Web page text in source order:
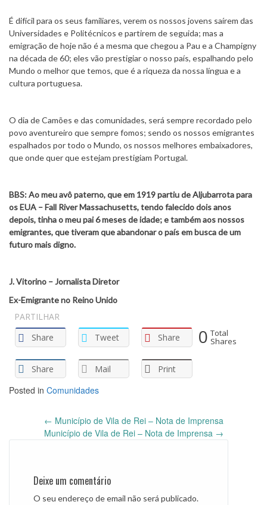
É difícil para os seus familiares, verem os nossos jovens saírem das
Universidades e Politécnicos e partirem de seguida; mas a
emigração de hoje não é a mesma que chegou a Pau e a Champigny
na década de 60; eles vão prestigiar o nosso país, espalhando pelo
Mundo o melhor que temos, que é a riqueza da nossa língua e a
cultura portuguesa.
O dia de Camões e das comunidades, será sempre recordado pelo
povo aventureiro que sempre fomos; sendo os nossos emigrantes
espalhados por todo o Mundo, os nossos melhores embaixadores,
que onde quer que estejam prestigiam Portugal.
BBS: Ao meu avô paterno, que em 1919 partiu de Aljubarrota para
os EUA – Fall River Massachusetts, tendo falecido dois anos
depois, tinha o meu pai 6 meses de idade; e também aos nossos
emigrantes, que tiveram que abandonar o país em busca de um
futuro mais digno.
J. Vitorino – Jornalista Diretor
Ex-Emigrante no Reino Unido
PARTILHAR
Share
Tweet Share
Share Mail Print
0 Total
Shares
Posted in Comunidades
navigation
← Município de Vila de Rei – Nota de Imprensa
Município de Vila de Rei – Nota de Imprensa →
Deixe um comentário
O seu endereço de email não será publicado.